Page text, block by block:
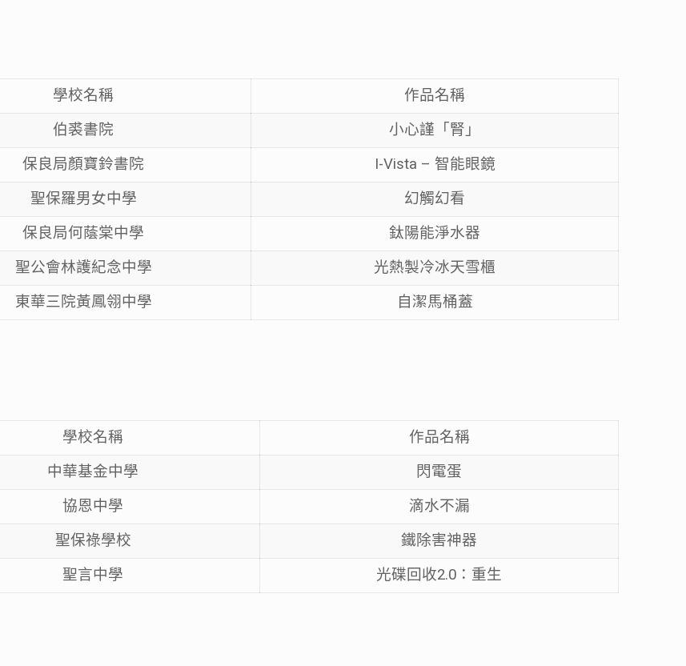
學校名稱
作品名稱
伯裘書院
小心謹「腎」
保良局顏寶鈴書院
I-Vista – 智能眼鏡
聖保羅男女中學
幻觸幻看
保良局何蔭棠中學
鈦陽能淨水器
聖公會林護紀念中學
光熱製冷冰天雪櫃
東華三院黃鳳翎中學 自潔馬桶蓋
學校名稱
作品名稱
中華基金中學
閃電蛋
協恩中學
滴水不漏
聖保祿學校
鐵除害神器
聖言中學 光碟回收2.0：重生